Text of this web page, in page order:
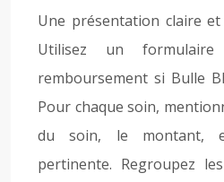
Une présentation claire et
Utilisez un
remboursement si Bulle
Pour chaque soin,
du soin, le montant,
pertinente. Regroupez